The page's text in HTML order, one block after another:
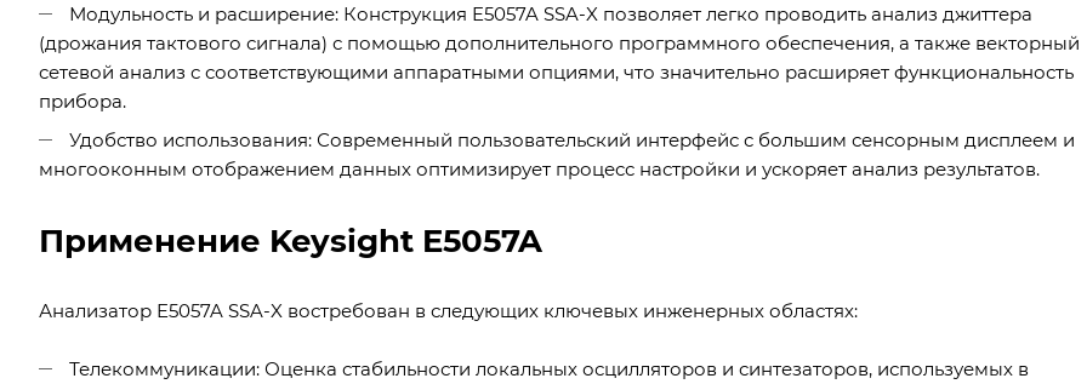
Модульность и расширение: Конструкция E5057A SSA-X позволяет легко проводить анализ джиттера
(дрожания тактового сигнала) с помощью дополнительного программного обеспечения, а также векторный
сетевой анализ с соответствующими аппаратными опциями, что значительно расширяет функциональность
прибора.
Удобство использования: Современный пользовательский интерфейс с большим сенсорным дисплеем и
многооконным отображением данных оптимизирует процесс настройки и ускоряет анализ результатов.
Применение Keysight E5057A
Анализатор E5057A SSA-X востребован в следующих ключевых инженерных областях:
Телекоммуникации: Оценка стабильности локальных осцилляторов и синтезаторов, используемых в